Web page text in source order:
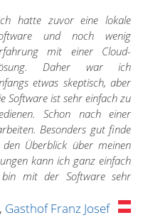
hatte zuvor eine lokale
und noch wenig
mit einer Cloud-
Daher war ich
etwas skeptisch, aber
Software ist sehr einfach zu
Schon nach einer
Besonders gut finde
Überblick über meinen
kann ich ganz einfach
mit der Software sehr
Gasthof Franz Josef